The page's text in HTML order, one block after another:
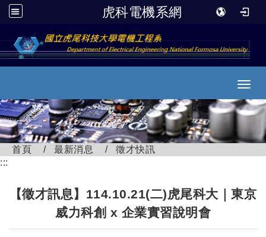
虎科電機系網
跳到主要內容
首頁 最新消息
徵才快訊
:::
【徵才訊息】114.10.21(二)虎尾科大｜東京
威力科創 x 企業實習說明會